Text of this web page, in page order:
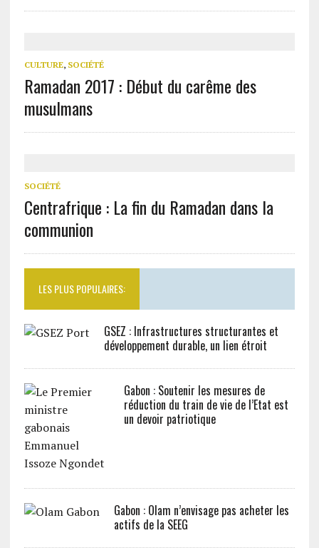
CULTURE, SOCIÉTÉ
Ramadan 2017 : Début du carême des
musulmans
SOCIÉTÉ
Centrafrique : La fin du Ramadan dans la
communion
LES PLUS POPULAIRES:
GSEZ : Infrastructures structurantes et
développement durable, un lien étroit
Gabon : Soutenir les mesures de
réduction du train de vie de l’Etat est
un devoir patriotique
Gabon : Olam n’envisage pas acheter les
actifs de la SEEG